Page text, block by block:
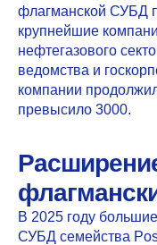
флагманской СУБД
крупнейшие
нефтегазового
ведомства и
компании
превысило 3000.
В 2025 году
СУБД семейства